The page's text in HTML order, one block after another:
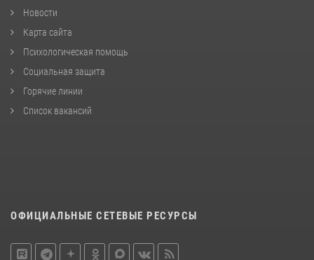
Новости
Карта сайта
Психологическая помощь
Социальная защита
Горячие линии
Список вакансий
ОФИЦИАЛЬНЫЕ СЕТЕВЫЕ РЕСУРСЫ